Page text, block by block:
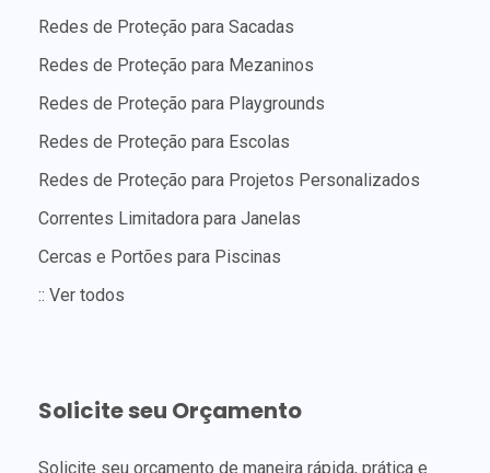
Redes de Proteção para Sacadas
Redes de Proteção para Mezaninos
Redes de Proteção para Playgrounds
Redes de Proteção para Escolas
Redes de Proteção para Projetos Personalizados
Correntes Limitadora para Janelas
Cercas e Portões para Piscinas
:: Ver todos
Solicite seu Orçamento
Solicite seu orçamento de maneira rápida, prática e